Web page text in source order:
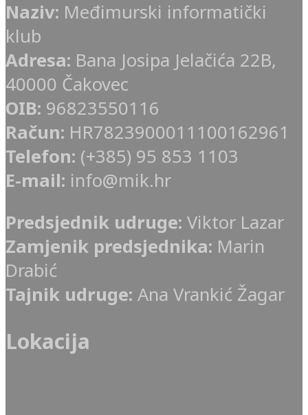
Naziv: Međimurski informatički
klub
Adresa: Bana Josipa Jelačića 22B,
40000 Čakovec
OIB: 96823550116
Račun: HR7823900011100162961
Telefon: (+385) 95 853 1103
E-mail: info@mik.hr
Predsjednik udruge: Viktor Lazar
Zamjenik predsjednika: Marin
Drabić
Tajnik udruge: Ana Vrankić Žagar
Lokacija